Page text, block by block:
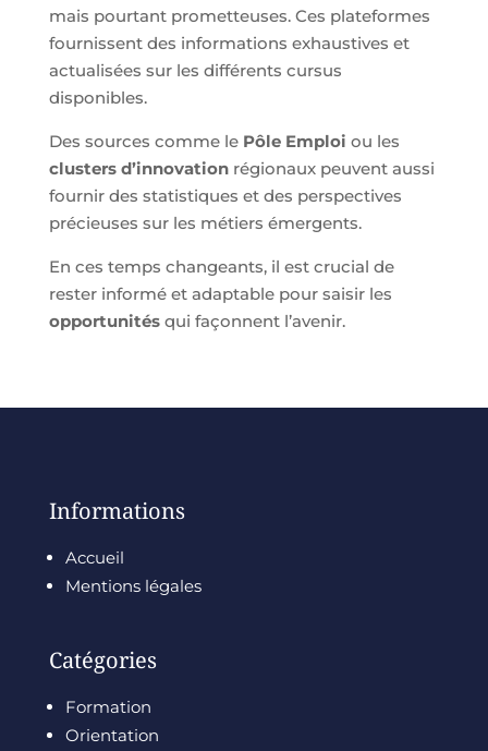
mais pourtant prometteuses. Ces plateformes
fournissent des informations exhaustives et
actualisées sur les différents cursus
disponibles.
Des sources comme le Pôle Emploi ou les
clusters d’innovationrégionaux peuvent aussi
fournir des statistiques et des perspectives
précieuses sur les métiers émergents.
En ces temps changeants, il est crucial de
rester informé et adaptable pour saisir les
opportunitésqui façonnent l’avenir.
Informations
Accueil
Mentions légales
Catégories
Formation
Orientation